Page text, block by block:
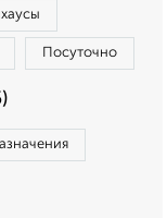
Посуточно